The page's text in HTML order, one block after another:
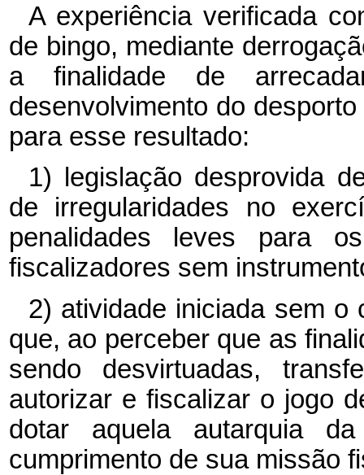
A experiência verificada
de bingo, mediante
a finalidade de
desenvolvimento do
para esse resultado:
1) legislação desprovida
de irregularidades no
penalidades leves para
fiscalizadores sem
2) atividade iniciada sem o
que, ao perceber que as
sendo desvirtuadas,
autorizar e fiscalizar o jogo
dotar aquela autarquia
cumprimento de sua missão